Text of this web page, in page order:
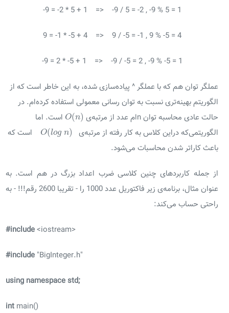
-9 = -2 * 5 + 1 => -9 / 5 = -2 , -9 % 5 = 1
9 = -1 * -5 + 4 => 9 / -5 = -1 , 9 % -5 = 4
-9 = 2 * -5 + 1 => -9 / -5 = 2 , -9 % -5 = 1
عملگر توان هم که با عملگر ^ پیاده‌سازی شده، به این خاطر است که از
الگوریتم بهینه‌تری نسبت به توان رسانی معمولی استفاده کرده‌ام. در
حالت عادی محاسبه توان nام عدد از مرتبه‌ی
O( n)
O(n
است. اما
الگوریتمی‌که دراین کلاس به کار رفته از مرتبه‌ی
O(log )
O(logn
است که
باعث کاراتر شدن محاسبات می‌شود.
از جمله کاربردهای چنین کلاسی ضرب اعداد بزرگ در هم است. به
عنوان مثال، برنامه‌ی زیر فاکتوریل عدد 1000 را - تقریبا 2600 رقم!!! - به
راحتی حساب می‌کند:
#include<iostream>
#include"BigInteger.h"
using namespace std;
intmain()